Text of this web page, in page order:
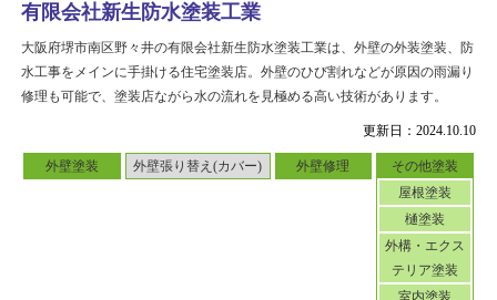
更新日：2024.10.10
外壁塗装 外壁張り替え(カバー) 外壁修理
その他塗装
屋根塗装
樋塗装
外構・エクス
テリア塗装
室内塗装
有限会社新生防水塗装工業
大阪府堺市南区野々井の有限会社新生防水塗装工業は、外壁の外装塗装、防
水工事をメインに手掛ける住宅塗装店。外壁のひび割れなどが原因の雨漏り
修理も可能で、塗装店ながら水の流れを見極める高い技術があります。